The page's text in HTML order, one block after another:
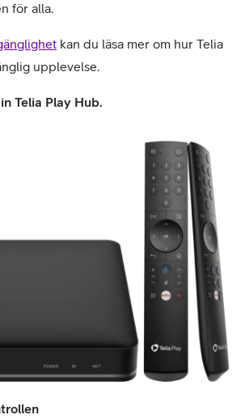
för alla.
kan du läsa mer om hur Telia
upplevelse.
Telia Play Hub.